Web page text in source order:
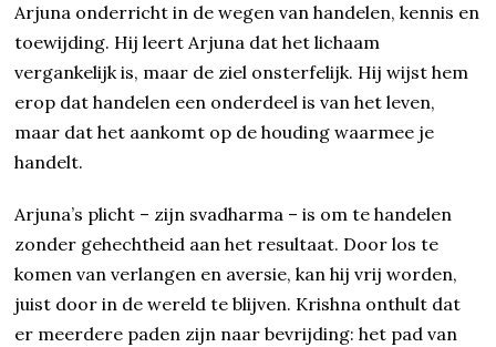
Arjuna onderricht in de wegen van handelen, kennis en
toewijding. Hij leert Arjuna dat het lichaam
vergankelijk is, maar de ziel onsterfelijk. Hij wijst hem
erop dat handelen een onderdeel is van het leven,
maar dat het aankomt op de houding waarmee je
handelt.
Arjuna’s plicht – zijn svadharma – is om te handelen
zonder gehechtheid aan het resultaat. Door los te
komen van verlangen en aversie, kan hij vrij worden,
juist door in de wereld te blijven. Krishna onthult dat
er meerdere paden zijn naar bevrijding: het pad van